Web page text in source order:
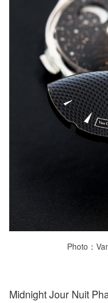
Photo：
Midnight Jour Nuit